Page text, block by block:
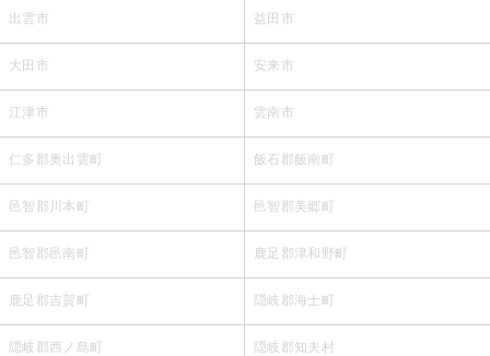
出雲市 益田市
大田市 安来市
江津市 雲南市
仁多郡奥出雲町 飯石郡飯南町
邑智郡川本町 邑智郡美郷町
邑智郡邑南町 鹿足郡津和野町
鹿足郡吉賀町 隠岐郡海士町
隠岐郡西ノ島町 隠岐郡知夫村